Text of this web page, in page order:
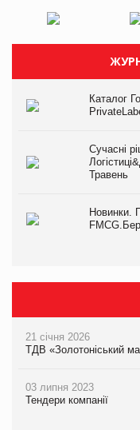
Каталог
Сучасні
Травень
Новинки.
21 січня 2026
ТДВ «Золотоніський
03 липня 2023
Тендери компанії